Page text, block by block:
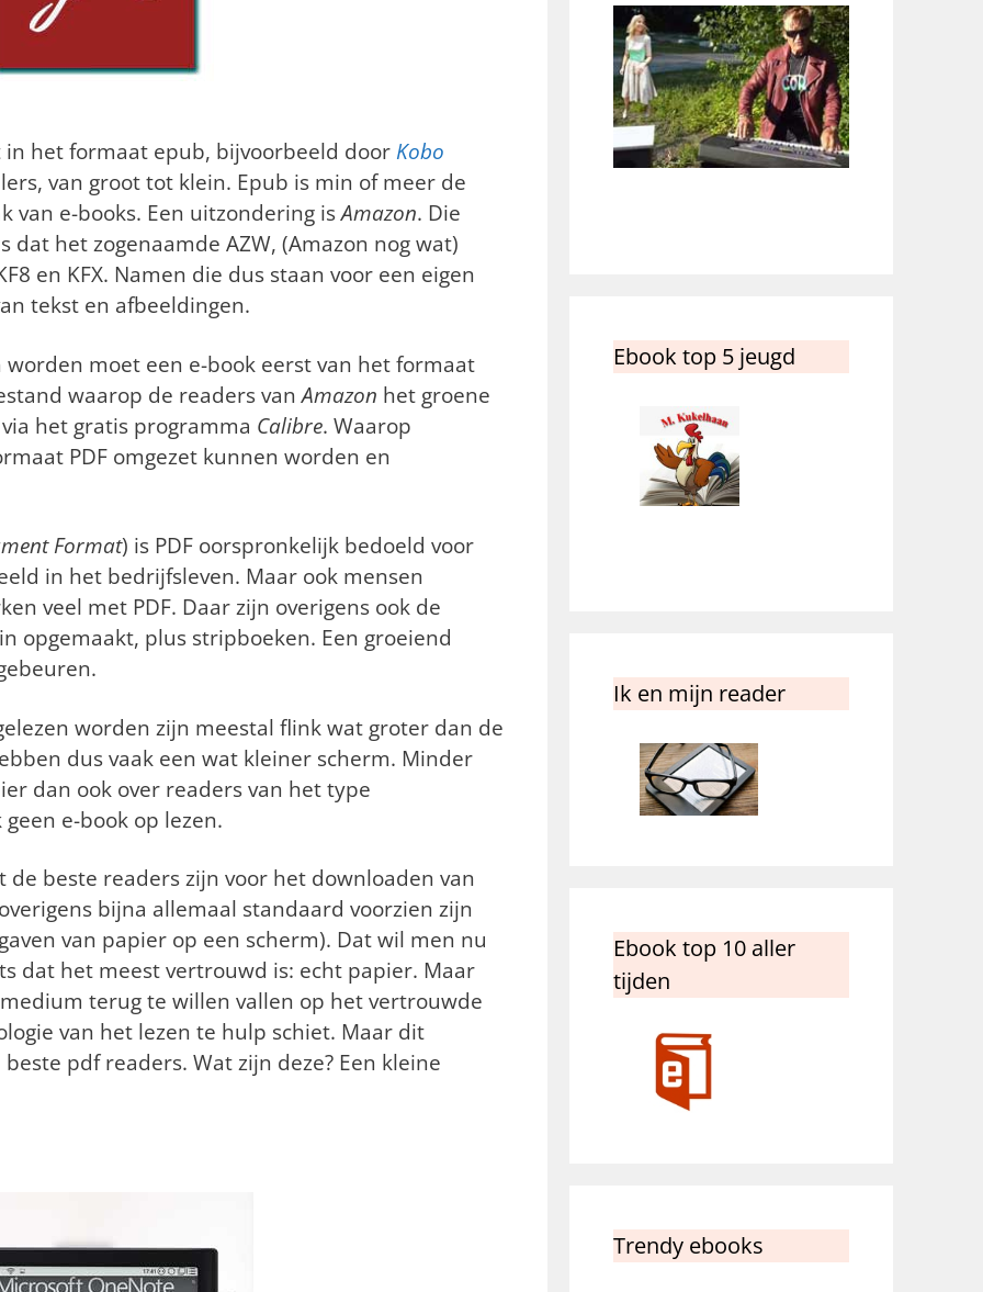
het formaat epub, bijvoorbeeld door Kobo
van groot tot klein. Epub is min of meer de
van e-books. Een uitzondering isAmazon. Die
het zogenaamde AZW, (Amazon nog wat)
en KFX. Namen die dus staan voor een eigen
tekst en afbeeldingen.
moet een e-book eerst van het formaat
waarop de readers vanAmazon het groene
het gratis programma Calibre. Waarop
PDF omgezet kunnen worden en
Format) is PDF oorspronkelijk bedoeld voor
in het bedrijfsleven. Maar ook mensen
veel met PDF. Daar zijn overigens ook de
opgemaakt, plus stripboeken. Een groeiend
worden zijn meestal flink wat groter dan de
dus vaak een wat kleiner scherm. Minder
dan ook over readers van het type
e-book op lezen.
beste readers zijn voor het downloaden van
bijna allemaal standaard voorzien zijn
van papier op een scherm). Dat wil men nu
dat het meest vertrouwd is: echt papier. Maar
terug te willen vallen op het vertrouwde
van het lezen te hulp schiet. Maar dit
pdf readers. Wat zijn deze? Een kleine
Ebook top 5 jeugd
Ik en mijn reader
Ebook top 10 aller
tijden
Trendy ebooks